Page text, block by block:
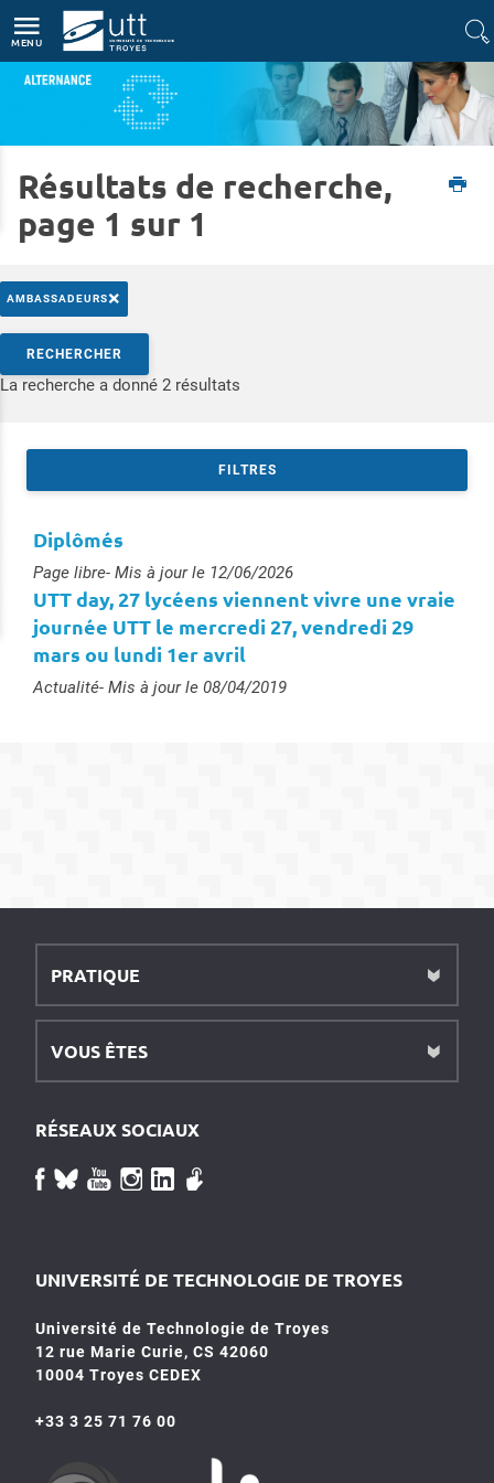
MENU
Accueil Formations Apprentissage
Résultats de recherche,
page 1 sur 1
AMBASSADEURS×
Rechercher par mots-clés
RECHERCHER
La recherche a donné 2 résultats
FILTRES
Diplômés
Type :
Page libre- Mis à jour le 12/06/2026
UTT day, 27 lycéens viennent vivre une vraie
journée UTT le mercredi 27, vendredi 29
mars ou lundi 1er avril
Type :
Actualité- Mis à jour le 08/04/2019
PRATIQUE
VOUS ÊTES
RÉSEAUX SOCIAUX
UNIVERSITÉ DE TECHNOLOGIE DE TROYES
Université de Technologie de Troyes
12 rue Marie Curie, CS 42060
10004 Troyes CEDEX
+33 3 25 71 76 00